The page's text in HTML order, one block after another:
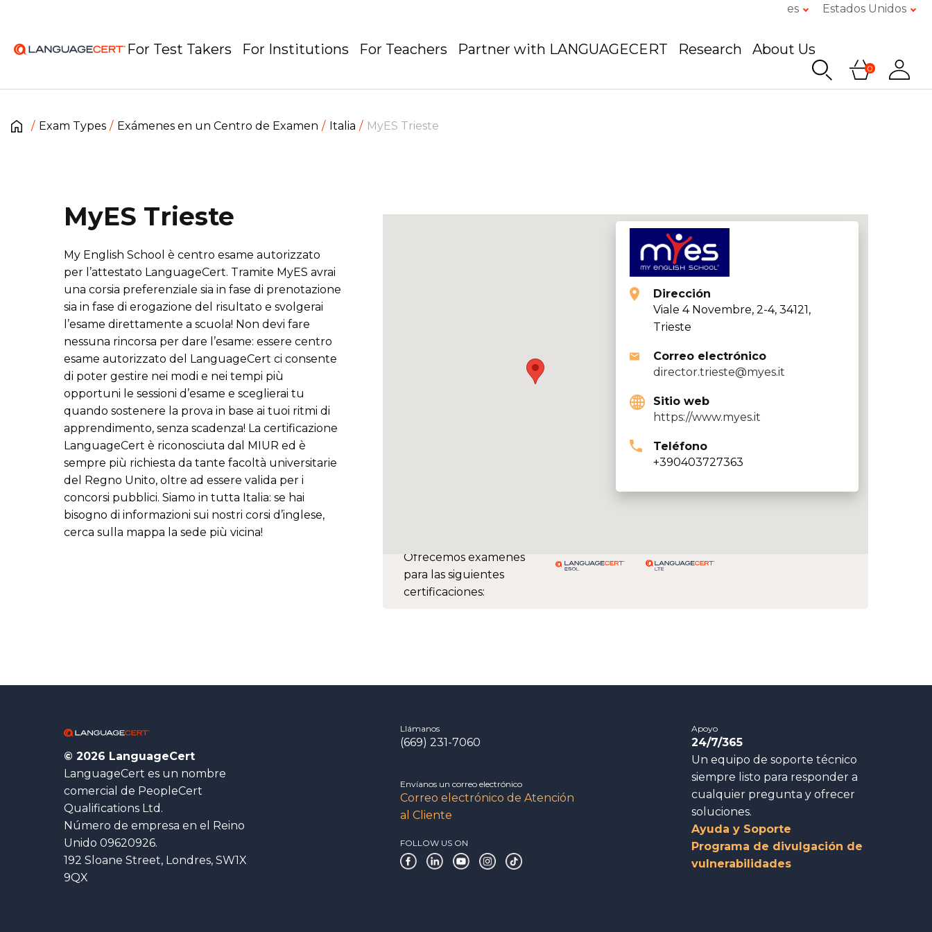
es Estados Unidos
For Test Takers For Institutions For Teachers Partner with LANGUAGECERT Research About Us
0
Exam Types Exámenes en un Centro de Examen Italia MyES Trieste
Ofrecemos exámenes
para las siguientes
certificaciones:
Dirección
Viale 4 Novembre, 2-4, 34121,
Trieste
Correo electrónico
director.trieste@myes.it
Sitio web
https://www.myes.it
Teléfono
+390403727363
MyES Trieste
My English School è centro esame autorizzato
per l’attestato LanguageCert. Tramite MyES avrai
una corsia preferenziale sia in fase di prenotazione
sia in fase di erogazione del risultato e svolgerai
l’esame direttamente a scuola! Non devi fare
nessuna rincorsa per dare l’esame: essere centro
esame autorizzato del LanguageCert ci consente
di poter gestire nei modi e nei tempi più
opportuni le sessioni d’esame e sceglierai tu
quando sostenere la prova in base ai tuoi ritmi di
apprendimento, senza scadenza! La certificazione
LanguageCert è riconosciuta dal MIUR ed è
sempre più richiesta da tante facoltà universitarie
del Regno Unito, oltre ad essere valida per i
concorsi pubblici. Siamo in tutta Italia: se hai
bisogno di informazioni sui nostri corsi d’inglese,
cerca sulla mappa la sede più vicina!
© 2026 LanguageCert
LanguageCert es un nombre
comercial de PeopleCert
Qualifications Ltd.
Número de empresa en el Reino
Unido 09620926.
192 Sloane Street, Londres, SW1X
9QX
Llámanos
(669) 231-7060
Envíanos un correo electrónico
Correo electrónico de Atención
al Cliente
FOLLOW US ON
Apoyo
24/7/365
Un equipo de soporte técnico
siempre listo para responder a
cualquier pregunta y ofrecer
soluciones.
Ayuda y Soporte
Programa de divulgación de
vulnerabilidades